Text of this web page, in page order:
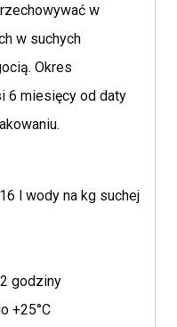
w
w suchych
Okres
6 miesięcy od daty
l wody na kg suchej
godziny
+25°C